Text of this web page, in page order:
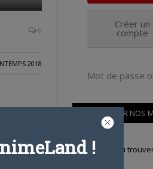
0
2018
Créer un
compte
Mot de passe
OÙ TROUVER NOS
Pour savoir où
!